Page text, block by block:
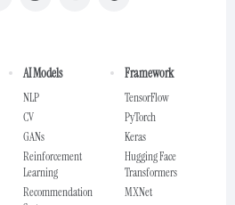
AI Models
NLP
CV
GANs
Reinforcement
Learning
Recommendation
Framework
TensorFlow
PyTorch
Keras
Hugging Face
Transformers
MXNet